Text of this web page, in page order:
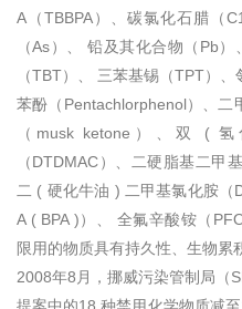
A（TBBPA）、碳氯化石腊（
（As）、 铅及其化合物（Pb
（TBT）、 三苯基锡（TPT）
苯酚（Pentachlorphenol）、二
（musk ketone）、双 (
（DTDMAC）、二硬脂基二甲
二 ( 硬化牛油 ) 二甲基氯化胺（
A ( BPA )）、 全氟辛酸铵（
限用的物质具有持久性、生物累
2008年8月，挪威污染管制局（